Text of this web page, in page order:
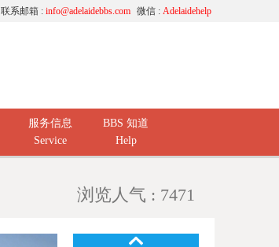
微信 : Adelaidehelp
联系邮箱 : info@adelaidebbs.com
服务信息
Service
BBS 知道
Help
浏览人气 : 7471